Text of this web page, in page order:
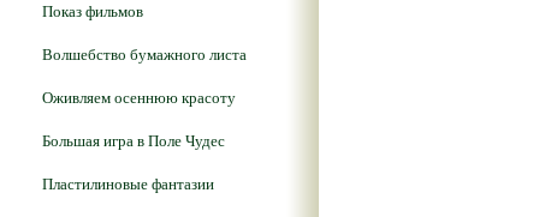
Показ фильмов
Волшебство бумажного листа
Оживляем осеннюю красоту
Большая игра в Поле Чудес
Пластилиновые фантазии